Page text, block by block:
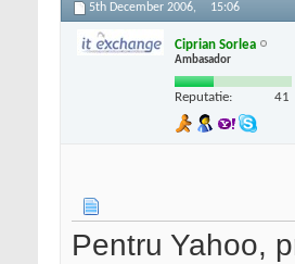
5th December 2006, 15:06
Ciprian Sorlea
Ambasador
Reputatie: 41
Pentru Yahoo,